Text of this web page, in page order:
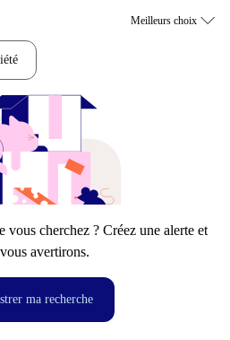
vous cherchez ? Créez une alerte et
avertirons.
ma recherche